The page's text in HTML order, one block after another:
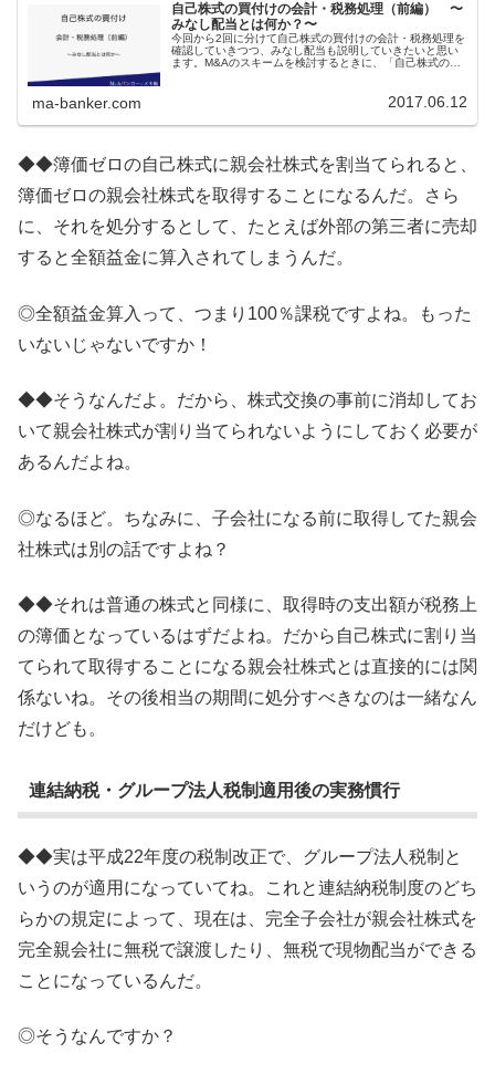
自己株式の買付けの会計・税務処理（前編） 〜
みなし配当とは何か？〜
今回から2回に分けて自己株式の買付けの会計・税務処理を
確認していきつつ、みなし配当も説明していきたいと思い
ます。M&Aのスキームを検討するときに、「自己株式の買
ma-banker.com 2017.06.12
◆◆簿価ゼロの自己株式に親会社株式を割当てられると、
簿価ゼロの親会社株式を取得することになるんだ。さら
に、それを処分するとして、たとえば外部の第三者に売却
すると全額益金に算入されてしまうんだ。
◎全額益金算入って、つまり100％課税ですよね。もった
いないじゃないですか！
◆◆そうなんだよ。だから、株式交換の事前に消却してお
いて親会社株式が割り当てられないようにしておく必要が
あるんだよね。
◎なるほど。ちなみに、子会社になる前に取得してた親会
社株式は別の話ですよね？
◆◆それは普通の株式と同様に、取得時の支出額が税務上
の簿価となっているはずだよね。だから自己株式に割り当
てられて取得することになる親会社株式とは直接的には関
係ないね。その後相当の期間に処分すべきなのは一緒なん
だけども。
連結納税・グループ法人税制適用後の実務慣行
◆◆実は平成22年度の税制改正で、グループ法人税制と
いうのが適用になっていてね。これと連結納税制度のどち
らかの規定によって、現在は、完全子会社が親会社株式を
完全親会社に無税で譲渡したり、無税で現物配当ができる
ことになっているんだ。
◎そうなんですか？